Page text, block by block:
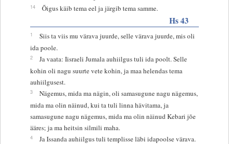
14 Õigus käib tema eel ja järgib tema samme.
Hs 43
1
Siis ta viis mu värava juurde, selle värava juurde, mis oli
ida poole.
2
Ja vaata: Iisraeli Jumala auhiilgus tuli ida poolt. Selle
kohin oli nagu suurte vete kohin, ja maa helendas tema
auhiilgusest.
3
Nägemus, mida ma nägin, oli samasugune nagu nägemus,
mida ma olin näinud, kui ta tuli linna hävitama, ja
samasugune nagu nägemus, mida ma olin näinud Kebari jõe
ääres; ja ma heitsin silmili maha.
4 Ja Issanda auhiilgus tuli templisse läbi idapoolse värava.